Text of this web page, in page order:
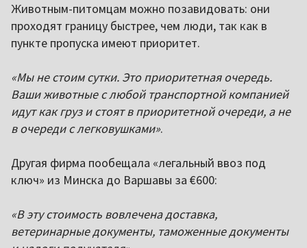
Животным-питомцам можно позавидовать: они
проходят границу быстрее, чем люди, так как в
пункте пропуска имеют приоритет.
«Мы не стоим сутки. Это приоритетная очередь.
Ваши животные с любой транспортной компанией
идут как груз и стоят в приоритетной очереди, а не
в очереди с легковушками».
Другая фирма пообещала «легальный ввоз под
ключ» из Минска до Варшавы за €600:
«В эту стоимость вовлечена доставка,
ветеринарные документы, таможенные документы